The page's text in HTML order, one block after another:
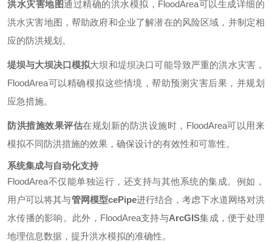
洪水灾害地图通过精确的洪水模拟，FloodArea可以生成详细的
洪水灾害地图，帮助政府和企业了解潜在的风险区域，并制定相
应的防洪规划。
堤坝与大坝决口模拟大坝和堤坝决口可能导致严重的洪水灾害，
FloodArea可以精确模拟这些情境，帮助预测灾害后果，并规划
应急措施。
防洪措施效果评估在规划新的防洪设施时，FloodArea可以用来
模拟不同防洪措施的效果，确保设计的有效性和可靠性。
系统集成与自动化支持
FloodArea不仅能单独运行，还支持与其他系统的集成。例如，
用户可以将其与管网模型cePipe进行结合，考虑下水道网络对洪
水传播的影响。此外，FloodArea支持与ArcGIS集成，便于处理
地理信息数据，提升洪水模拟的准确性。